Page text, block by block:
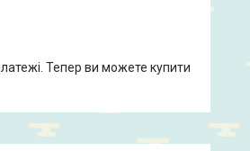
Тепер ви можете купити